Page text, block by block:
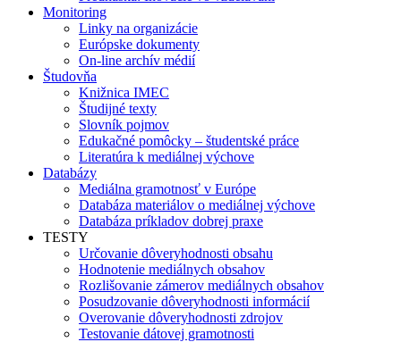
Monitoring
Linky na organizácie
Európske dokumenty
On-line archív médií
Študovňa
Knižnica IMEC
Študijné texty
Slovník pojmov
Edukačné pomôcky – študentské práce
Literatúra k mediálnej výchove
Databázy
Mediálna gramotnosť v Európe
Databáza materiálov o mediálnej výchove
Databáza príkladov dobrej praxe
TESTY
Určovanie dôveryhodnosti obsahu
Hodnotenie mediálnych obsahov
Rozlišovanie zámerov mediálnych obsahov
Posudzovanie dôveryhodnosti informácií
Overovanie dôveryhodnosti zdrojov
Testovanie dátovej gramotnosti